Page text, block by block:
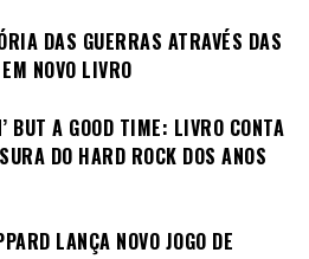
DAS GUERRAS ATRAVÉS DAS
NOVO LIVRO
BUT A GOOD TIME: LIVRO CONTA
DO HARD ROCK DOS ANOS
LANÇA NOVO JOGO DE